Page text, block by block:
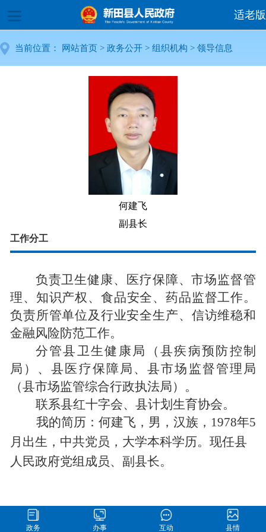
适老版
当前位置： 网站首页 > 政务公开 > 组织机构 > 领导信息
何建飞
副县长
工作分工
负责卫生健康、医疗保障、市场监督管
理 、知识产权、 食品安全、药品监督工作。
负责所管单位及行业安全生产、信访维稳和
金融风险防范工作。
分管县卫生健康局
（ 县疾病预防控制
局） 、县医疗保障局、县市场监督管理局
（县市场监管综合行政执法局） 。
联系县红十字会、县计划生育协会。
我的简历：何建飞，男，汉族，1978年5
月出生，中共党员，大学本科学历。现任县
人民政府党组成员、副县长。
政务 办事 互动 县情